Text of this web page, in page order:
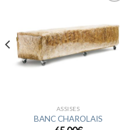
wishlist
ASSISES
BANC CHAROLAIS